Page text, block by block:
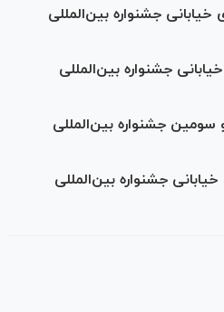
خیابانی جشنواره بین‌المللی
جشنواره بین‌المللی
جشنواره بین‌المللی
جشنواره بین‌المللی